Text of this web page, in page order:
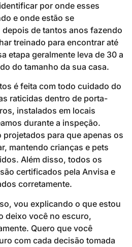
por onde esses
e onde estão se
de tantos anos fazendo
treinado para encontrar até
etapa geralmente leva de 30 a
do tamanho da sua casa.
é feita com todo cuidado do
raticidas dentro de porta-
instalados em locais
durante a inspeção.
para que apenas os
mantendo crianças e pets
Além disso, todos os
certificados pela Anvisa e
corretamente.
vou explicando o que estou
deixo você no escuro,
Quero que você
com cada decisão tomada